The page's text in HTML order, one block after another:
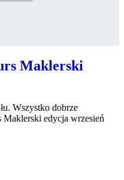
Maklerski
Wszystko dobrze
Maklerski edycja wrzesień